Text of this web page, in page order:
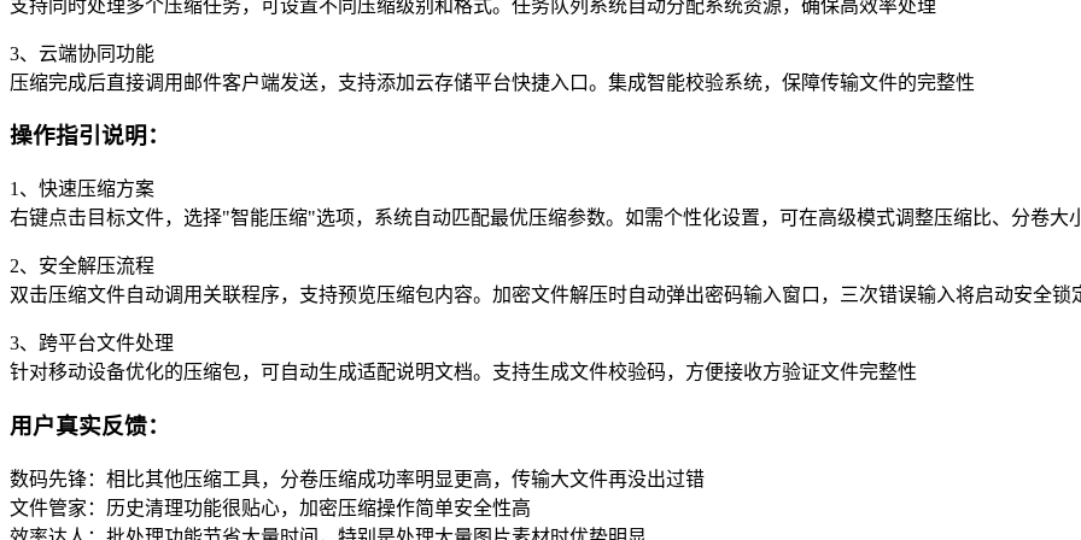
支持同时处理多个压缩任务，可设置不同压缩级别和格式。任务队列系统自动分配系统资源，确保高效率处理
3、云端协同功能
压缩完成后直接调用邮件客户端发送，支持添加云存储平台快捷入口。集成智能校验系统，保障传输文件的完整性
操作指引说明：
1、快速压缩方案
右键点击目标文件，选择"智能压缩"选项，系统自动匹配最优压缩参数。如需个性化设置，可在高级模式调整压缩比、分卷大
2、安全解压流程
双击压缩文件自动调用关联程序，支持预览压缩包内容。加密文件解压时自动弹出密码输入窗口，三次错误输入将启动安全锁
3、跨平台文件处理
针对移动设备优化的压缩包，可自动生成适配说明文档。支持生成文件校验码，方便接收方验证文件完整性
用户真实反馈：
数码先锋：相比其他压缩工具，分卷压缩成功率明显更高，传输大文件再没出过错
文件管家：历史清理功能很贴心，加密压缩操作简单安全性高